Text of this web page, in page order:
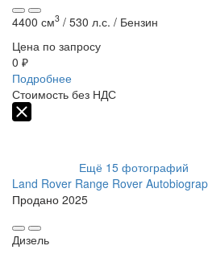
4400 см3 / 530 л.с. / Бензин
Цена по запросу
0 ₽
Подробнее
Стоимость без НДС
Ещё 15 фотографий
Land Rover Range Rover
Продано 2025
Дизель